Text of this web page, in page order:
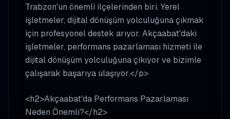
Trabzon'un önemli ilçelerinden biri. Yerel
işletmeler, dijital dönüşüm yolculuğuna çıkmak
için profesyonel destek arıyor. Akçaabat'daki
işletmeler, performans pazarlaması hizmeti ile
dijital dönüşüm yolculuğuna çıkıyor ve bizimle
çalışarak başarıya ulaşıyor.</p>
<h2>Akçaabat'da Performans Pazarlaması
Neden Önemli?</h2>